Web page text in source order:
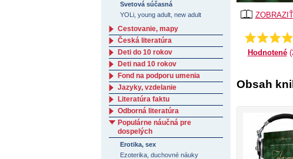
Priemer:
5.0
Hodnotené
Obsah
Svetová súčasná
YOLi, young adult, new adult
Cestovanie, mapy
Česká literatúra
Deti do 10 rokov
Deti nad 10 rokov
Fond na podporu umenia
Jazyky, vzdelanie
Literatúra faktu
Odborná literatúra
Populárne náučná pre
dospelých
Erotika, sex
Ezoterika, duchovné náuky